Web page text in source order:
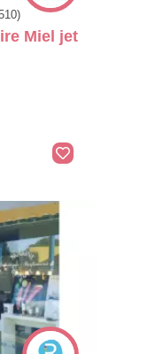
Miel jet